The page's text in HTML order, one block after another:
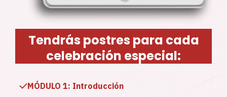
Tendrás postres para cada
celebración especial:
MÓDULO 1: Introducción